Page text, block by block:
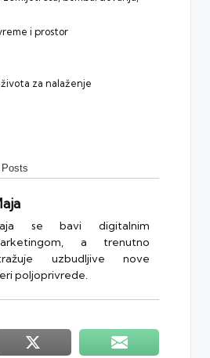
i prostor
za nalaženje
Posts
se bavi digitalnim
a trenutno
uzbudljive nove
poljoprivrede.